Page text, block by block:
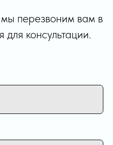
перезвоним вам в
консультации.